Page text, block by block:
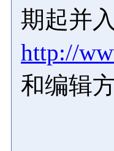
期起并
http://
和编辑